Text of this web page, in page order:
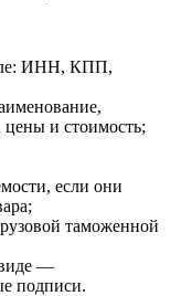
ИНН, КПП,
и стоимость;
если они
таможенной
—
подписи.